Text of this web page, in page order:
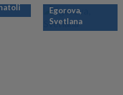
Egorova,
Svetlana